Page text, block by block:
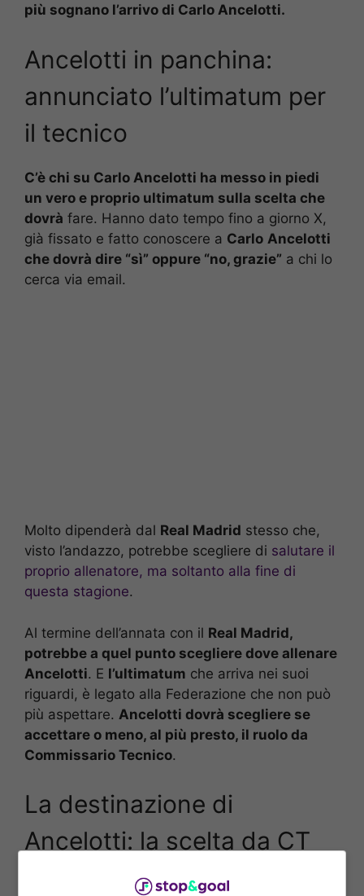
più sognano l’arrivo di Carlo Ancelotti.
Ancelotti in panchina:
annunciato l’ultimatum per
il tecnico
C’è chi su Carlo Ancelotti ha messo in piedi
un vero e proprio ultimatum sulla scelta che
dovrà fare. Hanno dato tempo fino a giorno X,
già fissato e fatto conoscere a Carlo Ancelotti
che dovrà dire “sì” oppure “no, grazie” a chi lo
cerca via email.
Molto dipenderà dal Real Madrid stesso che,
visto l’andazzo, potrebbe scegliere di salutare il
proprio allenatore, ma soltanto alla fine di
questa stagione.
Al termine dell’annata con il Real Madrid,
potrebbe a quel punto scegliere dove allenare
Ancelotti. E l’ultimatum che arriva nei suoi
riguardi, è legato alla Federazione che non può
più aspettare. Ancelotti dovrà scegliere se
accettare o meno, al più presto, il ruolo da
Commissario Tecnico.
La destinazione di
Ancelotti: la scelta da CT
La destinazione di Ancelotti, fanno sapere da